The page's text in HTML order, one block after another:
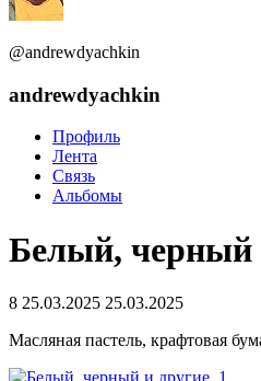
@andrewdyachkin
andrewdyachkin
Профиль
Лента
Связь
Альбомы
Белый, черный
8 25.03.2025 25.03.2025
Масляная пастель, крафтовая